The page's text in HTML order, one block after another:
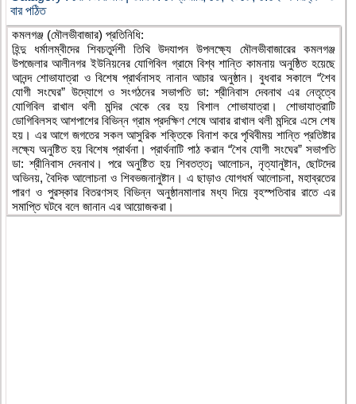
বার পঠিত
কমলগঞ্জ (মৌলভীবাজার) প্রতিনিধি:
হিন্দু ধর্মালম্বীদের শিবচতুর্দশী তিথি উদযাপন উপলক্ষ্যে মৌলভীবাজারের কমলগঞ্জ
উপজেলার আলীনগর ইউনিয়নের যোগিবিল গ্রামে বিশ্ব শান্তি কামনায় অনুষ্ঠিত হয়েছে
আনন্দ শোভাযাত্রা ও বিশেষ প্রার্থনাসহ নানান আচার অনুষ্ঠান। বুধবার সকালে “শৈব
যোগী সংঘের” উদ্যোগে ও সংগঠনের সভাপতি ডা: শ্রীনিবাস দেবনাথ এর নেতৃত্বে
যোগিবিল রাখাল থলী মন্দির থেকে বের হয় বিশাল শোভাযাত্রা। শোভাযাত্রাটি
ডোগিবিলসহ আশপাশের বিভিন্ন গ্রাম প্রদক্ষিণ শেষে আবার রাখাল থলী মন্দিরে এসে শেষ
হয়। এর আগে জগতের সকল আসুরিক শক্তিকে বিনাশ করে পৃথিবীময় শান্তি প্রতিষ্টার
লক্ষ্যে অনুষ্টিত হয় বিশেষ প্রার্থনা। প্রার্থনাটি পাঠ করান “শৈব যোগী সংঘের” সভাপতি
ডা: শ্রীনিবাস দেবনাথ। পরে অনুষ্টিত হয় শিবতত্ত¡ আলোচন, নৃত্যানুষ্টান, ছোটদের
অভিনয়, বৈদিক আলোচনা ও শিবভজনানুষ্টান। এ ছাড়াও যোগধর্ম আলোচনা, মহাব্রতের
পারণ ও পুরস্কার বিতরণসহ বিভিন্ন অনুষ্ঠানমালার মধ্য দিয়ে বৃহস্পতিবার রাতে এর
সমাপ্তি ঘটবে বলে জানান এর আয়োজকরা।